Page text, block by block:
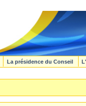
La présidence du Conseil